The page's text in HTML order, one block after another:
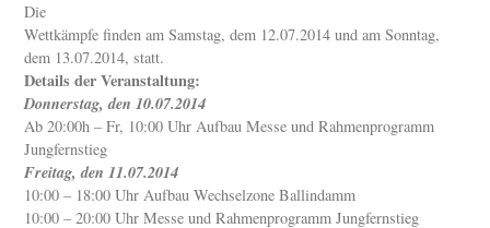
Die
Wettkämpfe finden am Samstag, dem 12.07.2014 und am Sonntag,
dem 13.07.2014, statt.
Details der Veranstaltung:
Donnerstag, den 10.07.2014
Ab 20:00h – Fr, 10:00 Uhr Aufbau Messe und Rahmenprogramm
Jungfernstieg
Freitag, den 11.07.2014
10:00 – 18:00 Uhr Aufbau Wechselzone Ballindamm
10:00 – 20:00 Uhr Messe und Rahmenprogramm Jungfernstieg